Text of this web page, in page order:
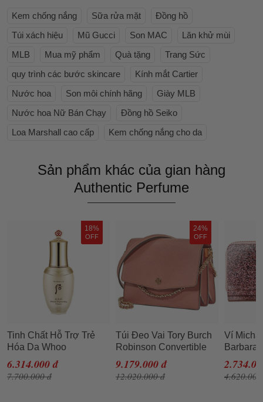
Kem chống nắng Sữa rửa mặt
Đồng hồ
Túi xách hiệu
Mũ Gucci Son MAC
Lăn khử mùi
MLB
Mua mỹ phẩm Quà tặng
Trang Sức
quy trình các bước skincare
Kính mắt Cartier
Nước hoa
Son môi chính hãng
Giày MLB
Nước hoa Nữ Bán Chạy
Đồng hồ Seiko
Loa Marshall cao cấp
Kem chống nắng cho da
Sản phẩm khác của gian hàng
Authentic Perfume
18%
OFF
Tinh Chất Hỗ Trợ Trẻ
Hóa Da Whoo
Cheonyuldan
Regenerating Essence
6.314.000 đ
7.700.000 đ
24%
OFF
Túi Đeo Vai Tory Burch
Robinson Convertible
Shoulder Bag- Tramonto
Cho Nữ
9.179.000 đ
12.020.000 đ
Ví
Barbara
Metallic
Rose